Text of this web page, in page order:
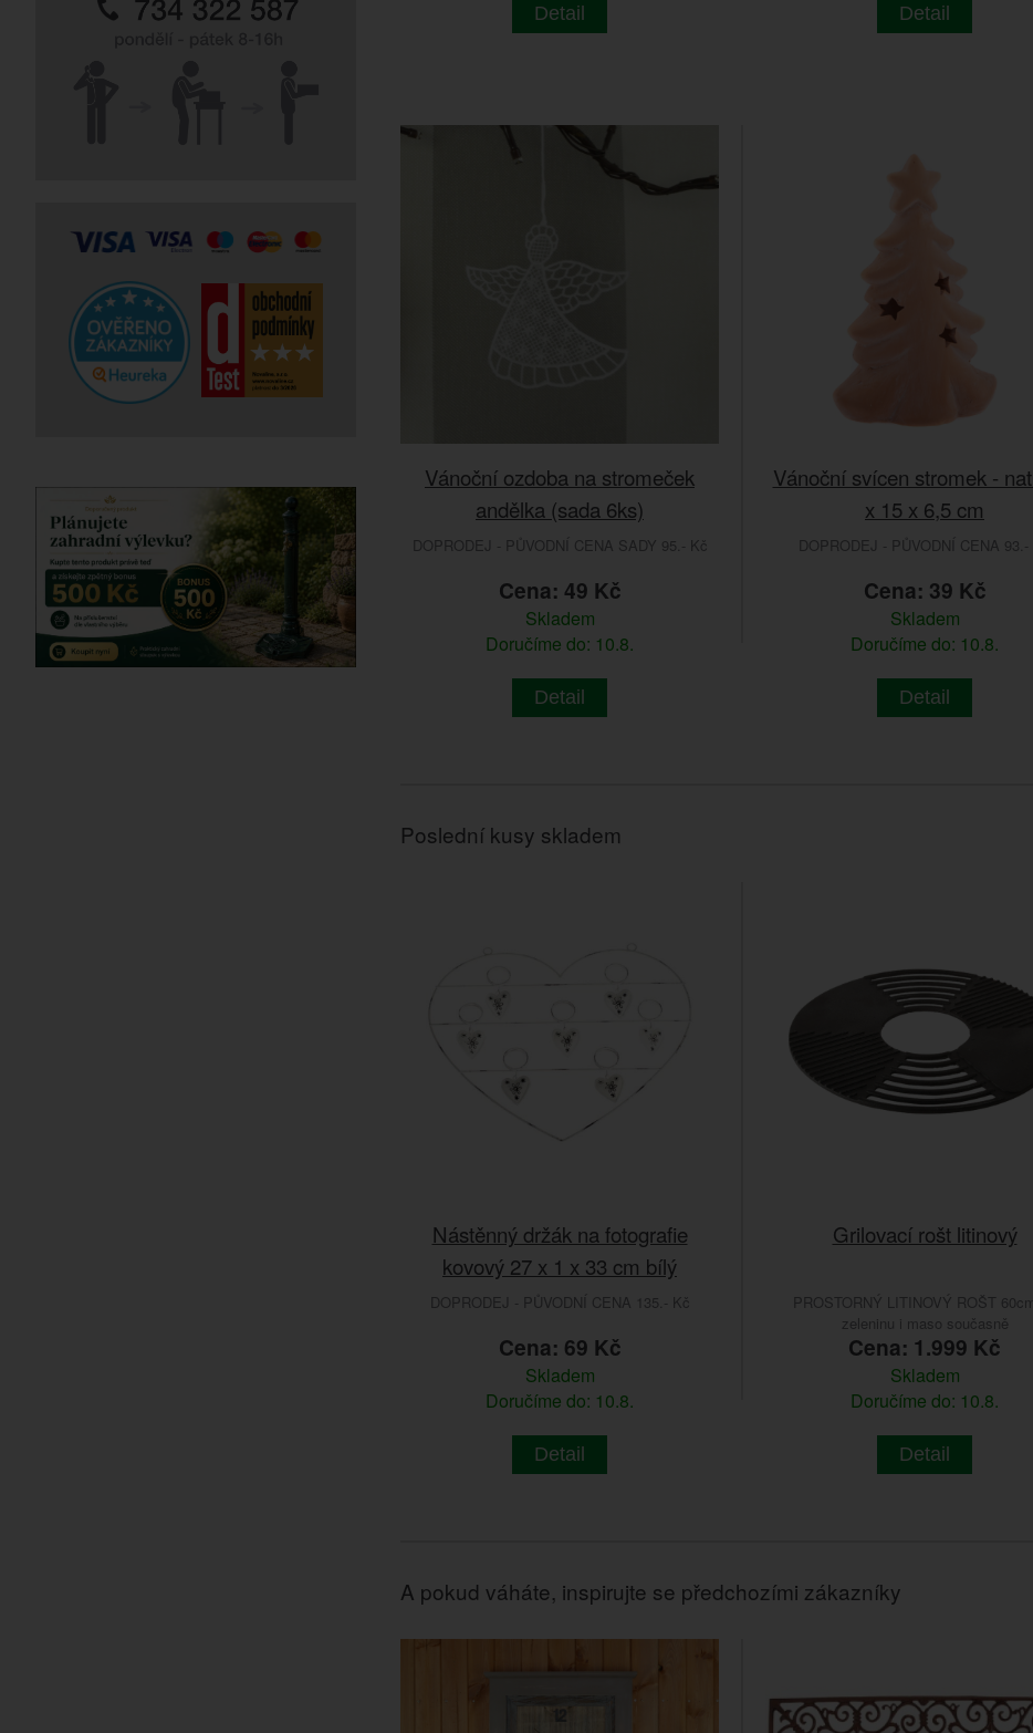
Detail Detail
Vánoční ozdoba na stromeček
andělka (sada 6ks)
DOPRODEJ - PŮVODNÍ CENA SADY 95.- Kč
Cena: 49 Kč
Skladem
Doručíme do: 10.8.
Detail
Vánoční svícen stromek -
x 15 x 6,5 cm
DOPRODEJ - PŮVODNÍ CENA 93.-
Cena: 39 Kč
Skladem
Doručíme do: 10.8.
Detail
Poslední kusy skladem
Nástěnný držák na fotografie
kovový 27 x 1 x 33 cm bílý
DOPRODEJ - PŮVODNÍ CENA 135.- Kč
Cena: 69 Kč
Skladem
Doručíme do: 10.8.
Detail
Grilovací rošt litinový
PROSTORNÝ LITINOVÝ ROŠT
zeleninu i maso současně
Cena: 1.999 Kč
Skladem
Doručíme do: 10.8.
Detail
A pokud váháte, inspirujte se předchozími zákazníky